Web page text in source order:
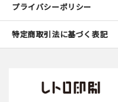
プライバシーポリシー
特定商取引法に基づく表記